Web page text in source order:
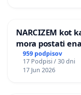
NARCIZEM kot
mora postati
nasilje
959 podpisov
17 Podpisi / 30 dni
17 Jun 2026